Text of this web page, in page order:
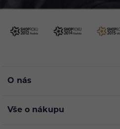
O nás
Vše o nákupu